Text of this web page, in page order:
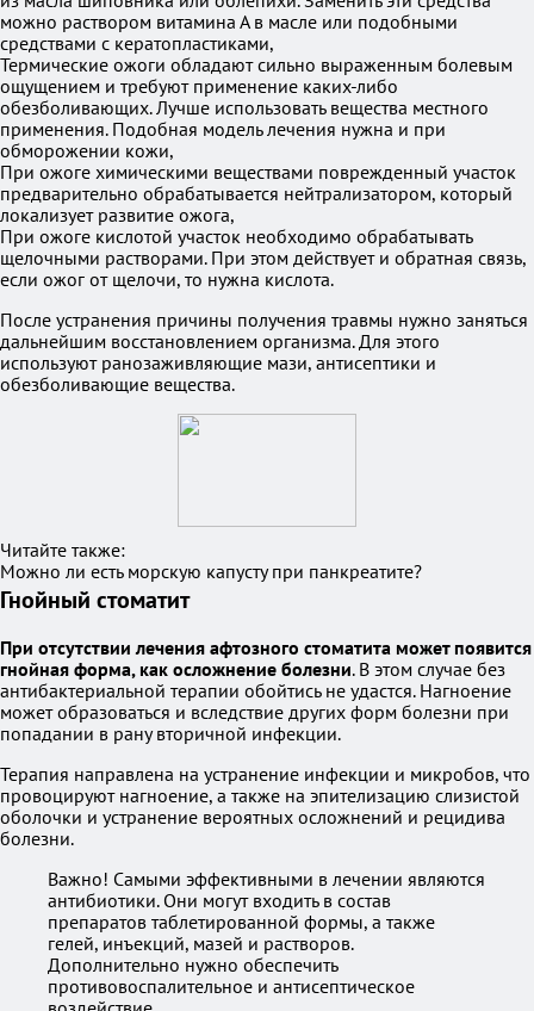
можно раствором витамина А в масле или подобными
средствами с кератопластиками,
Термические ожоги обладают сильно выраженным болевым
ощущением и требуют применение каких-либо
обезболивающих. Лучше использовать вещества местного
применения. Подобная модель лечения нужна и при
обморожении кожи,
При ожоге химическими веществами поврежденный участок
предварительно обрабатывается нейтрализатором, который
локализует развитие ожога,
При ожоге кислотой участок необходимо обрабатывать
щелочными растворами. При этом действует и обратная связь,
если ожог от щелочи, то нужна кислота.
После устранения причины получения травмы нужно заняться
дальнейшим восстановлением организма. Для этого
используют ранозаживляющие мази, антисептики и
обезболивающие вещества.
Читайте также:
Можно ли есть морскую капусту при панкреатите?
Гнойный стоматит
При отсутствии лечения афтозного стоматита может появится
гнойная форма, как осложнение болезни. В этом случае без
антибактериальной терапии обойтись не удастся. Нагноение
может образоваться и вследствие других форм болезни при
попадании в рану вторичной инфекции.
Терапия направлена на устранение инфекции и микробов, что
провоцируют нагноение, а также на эпителизацию слизистой
оболочки и устранение вероятных осложнений и рецидива
болезни.
Важно! Самыми эффективными в лечении являются
антибиотики. Они могут входить в состав
препаратов таблетированной формы, а также
гелей, инъекций, мазей и растворов.
Дополнительно нужно обеспечить
противовоспалительное и антисептическое